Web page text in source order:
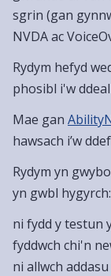
sgrin (gan
NVDA ac
Rydym hefyd
phosibl i'w
Mae gan
hawsach i’w
Rydym yn
yn gwbl hygyrch:
ni fydd y testun
fyddwch chi'n
ni allwch